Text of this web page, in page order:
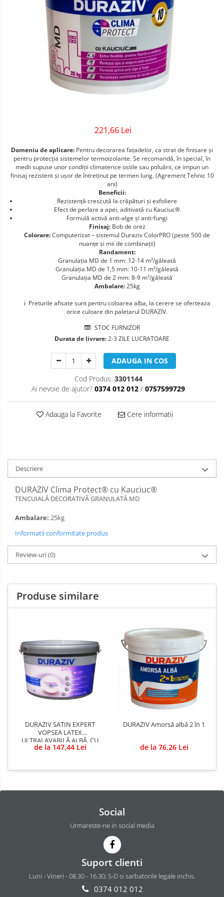
Sigurante Gewiss
Sigurante Legrand
Sigurante Schneider
Tablouri electrice
Tablouri Gewiss
221,66 Lei
Domeniu de aplicare: Pentru decorarea faţadelor, ca strat de finisare şi
pentru protecţia sistemelor termoizolante. Se recomandă, în special, în
medii supuse unor condiţii climaterice ostile sau poluării, ce impun un
finisaj rezistent și uşor de întreţinut pe termen lung. (Agrement Tehnic 10
ani)
Beneficii:
Rezistenţă crescută la crăpături şi exfoliere
Efect de perlare a apei, aditivată cu Kauciuc®
Formulă activă anti-alge şi anti-fungi
Finisaj:Bob de orez
Colorare:Computerizat – sistemul Duraziv ColorPRO (peste 500 de
nuanţe şi mii de combinaţii)
Randament:
Granulaţia MD de 1 mm: 12-14 m²/găleată
Granulaţia MD de 1,5 mm: 10-11 m²/găleată
Granulaţia MD de 2 mm: 8-9 m²/găleată
Ambalare:25kg
ℹ️ Preturile afisate sunt pentru coloarea alba, la cerere se oferteaza
orice culoare din paletarul DURAZIV.
STOC FURNIZOR
Durata de livrare:2-3 ZILE LUCRATOARE
ADAUGA IN COS
Cod Produs: 3301144
Ai nevoie de ajutor? 0374 012 012 / 0757599729
Adauga la Favorite Cere informatii
Descriere
DURAZIV Clima Protect® cu Kauciuc®
TENCUIALĂ DECORATIVĂ GRANULATĂ MD
Ambalare: 25kg
Informatii conformitate produs
Review-uri(0)
Produse similare
DURAZIV SATIN EXPERT
VOPSEA LATEX
ULTRALAVABILĂ ALBĂ, CU
ASPECT SATINAT
de la 147,44 Lei
DURAZIV Amorsă albă 2 în 1
de la 76,26 Lei
Social
Urmareste-ne in social media
Suport clienti
Luni - Vineri - 08.30 - 16.30; S-D si sarbatorile legale inchis.
0374 012 012